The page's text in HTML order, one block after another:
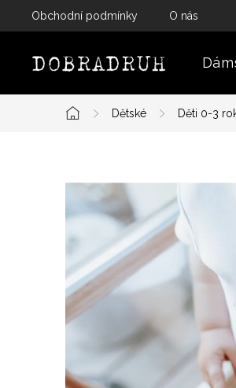
Obchodní podmínky O nás
Domů
Dětské Děti 0-3